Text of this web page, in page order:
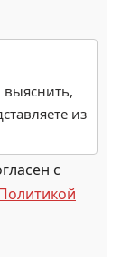
выяснить,
из
с